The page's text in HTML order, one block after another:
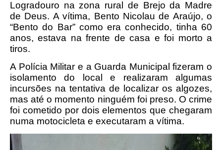
Logradouro na zona rural de Brejo da Madre
de Deus. A vítima, Bento Nicolau de Araújo, o
“Bento do Bar” como era conhecido, tinha 60
anos, estava na frente de casa e foi morto a
tiros.
A Polícia Militar e a Guarda Municipal fizeram o
isolamento do local e realizaram algumas
incursões na tentativa de localizar os algozes,
mas até o momento ninguém foi preso. O crime
foi cometido por dois elementos que chegaram
numa motocicleta e executaram a vítima.